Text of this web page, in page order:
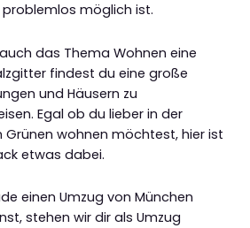
möglich ist.
das Thema Wohnen eine
findest du eine große
und Häusern zu
Egal ob du lieber in der
wohnen möchtest, hier ist
etwas dabei.
einen Umzug von München
stehen wir dir als Umzug